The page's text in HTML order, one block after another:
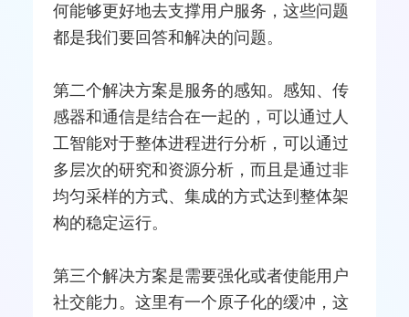
何能够更好地去支撑用户服务，这些问题
都是我们要回答和解决的问题。
第二个解决方案是服务的感知。感知、传
感器和通信是结合在一起的，可以通过人
工智能对于整体进程进行分析，可以通过
多层次的研究和资源分析，而且是通过非
均匀采样的方式、集成的方式达到整体架
构的稳定运行。
第三个解决方案是需要强化或者使能用户
社交能力。这里有一个原子化的缓冲，这